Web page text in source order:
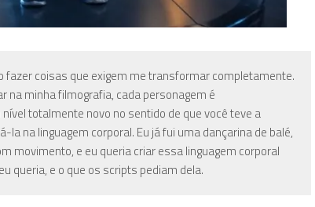
fazer coisas que exigem me transformar completamente.
na minha filmografia, cada personagem é
totalmente novo no sentido de que você teve a
na linguagem corporal. Eu já fui uma dançarina de balé,
movimento, e eu queria criar essa linguagem corporal
queria, e o que os scripts pediam dela.